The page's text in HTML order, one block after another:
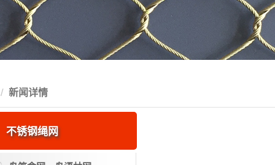
新闻详情
不锈钢绳网